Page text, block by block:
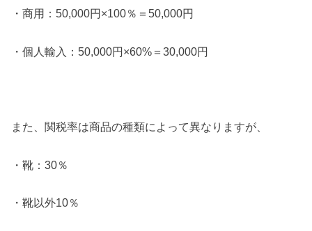
・商用：50,000円×100％＝50,000円
・個人輸入：50,000円×60%＝30,000円
また、関税率は商品の種類によって異なりますが、
・靴：30％
・靴以外10％